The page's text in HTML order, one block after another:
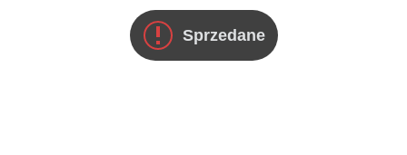
Sprzedane